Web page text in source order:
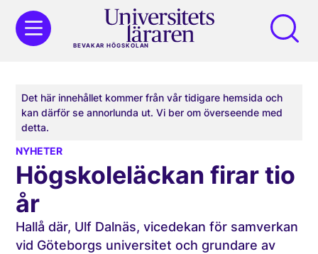
BEVAKAR HÖGSKOLAN
Det här innehållet kommer från vår tidigare hemsida och
kan därför se annorlunda ut. Vi ber om överseende med
detta.
NYHETER
Högskoleläckan firar tio
år
Hallå där, Ulf Dalnäs, vicedekan för samverkan
vid Göteborgs universitet och grundare av